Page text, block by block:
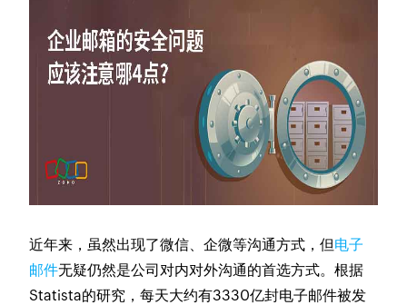
近年来，虽然出现了微信、企微等沟通方式，但电子
邮件无疑仍然是公司对内对外沟通的首选方式。根据
Statista的研究，每天大约有3330亿封电子邮件被发